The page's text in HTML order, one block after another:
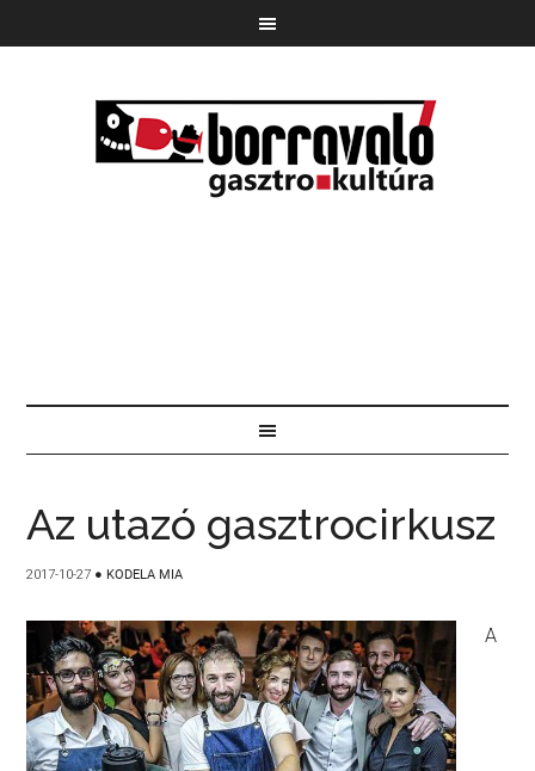
Az utazó gasztrocirkusz
2017-10-27 ● KODELA MIA
A